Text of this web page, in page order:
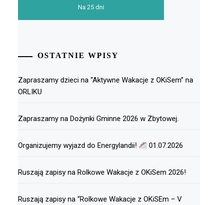
Na 25 dni
OSTATNIE WPISY
Zapraszamy dzieci na “Aktywne Wakacje z OKiSem” na
ORLIKU
Zapraszamy na Dożynki Gminne 2026 w Zbytowej.
Organizujemy wyjazd do Energylandii! 01.07.2026
Ruszają zapisy na Rolkowe Wakacje z OKiSem 2026!
Ruszają zapisy na “Rolkowe Wakacje z OKiSEm – V